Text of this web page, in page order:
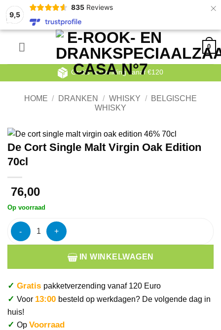
9,5
835 Reviews ×
0
Gratis verzending vanaf €120
HOME / DRANKEN / WHISKY /
BELGISCHE
WHISKY
De Cort Single Malt Virgin Oak Edition
70cl
76,00
Op voorraad
De Cort Single Malt Virgin Oak Edition 70cl aantal
IN WINKELWAGEN
✓ Gratis pakketverzending vanaf 120 Euro
✓ Voor 13:00 besteld op werkdagen? De volgende dag in
huis!
✓ Op Voorraad